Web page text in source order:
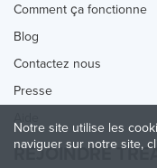
Comment ça fonctionne
Blog
Contactez nous
Presse
REJOINDRE
Notre site utilise les
naviguer sur notre site,